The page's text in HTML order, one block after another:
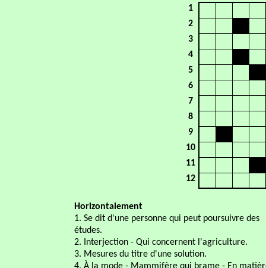
1
2
3
4
5
6
7
8
9
10
11
12
Horizontalement
1. Se dit d'une personne qui peut poursuivre des
études.
2. Interjection - Qui concernent l'agriculture.
3. Mesures du titre d'une solution.